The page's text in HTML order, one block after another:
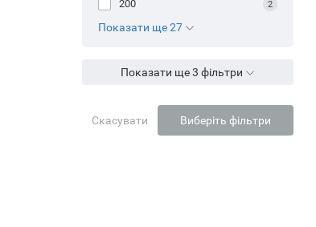
200 2
Показати ще 27
Показати ще 3 фільтри
Скасувати Виберіть фільтри